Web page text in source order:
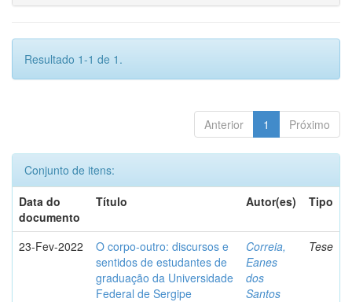
Resultado 1-1 de 1.
Anterior 1 Próximo
Conjunto de itens:
Data do
documento
Título Autor(es) Tipo
23-Fev-2022
O corpo-outro: discursos e
sentidos de estudantes de
graduação da Universidade
Federal de Sergipe
Correia,
Eanes
dos
Santos
Tese